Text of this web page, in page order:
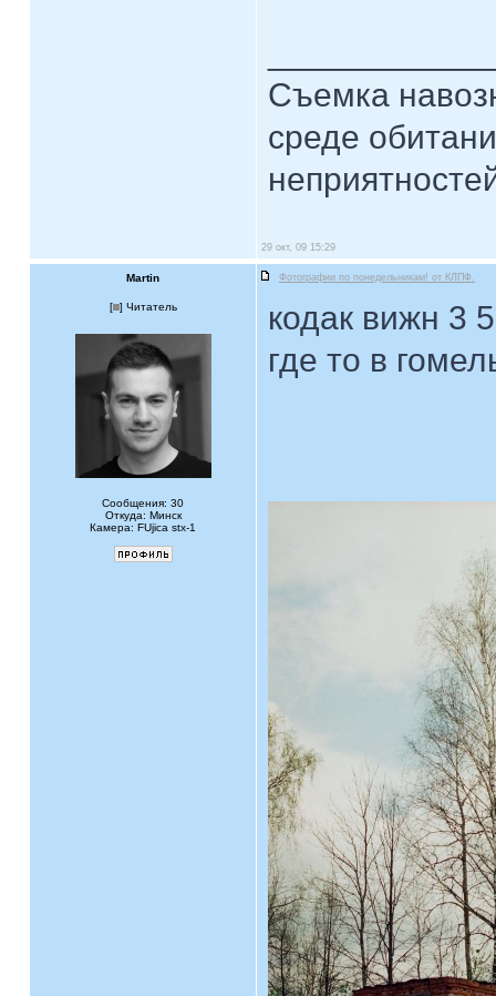
Съемка
среде
29 окт, 09 15:29
Martin Фотографии по понедельникам! от КЛПФ.
[ ] Читатель
Сообщения: 30
Откуда: Минск
Камера: FUjica stx-1
кодак вижн 3
где то в